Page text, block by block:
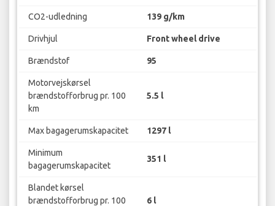
CO2-udledning 139 g/km
Drivhjul Front wheel drive
Brændstof 95
Motorvejskørsel
brændstofforbrug pr. 100
km
5.5 l
Max bagagerumskapacitet 1297 l
Minimum
bagagerumskapacitet
351 l
Blandet kørsel
brændstofforbrug pr. 100
6 l